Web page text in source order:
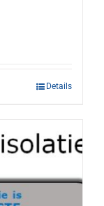
Details